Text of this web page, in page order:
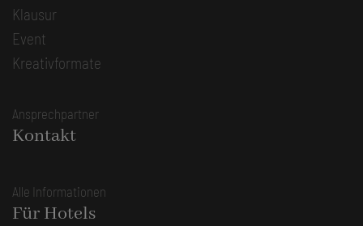
Klausur
Event
Kreativformate
Ansprechpartner
Kontakt
Alle Informationen
Für Hotels